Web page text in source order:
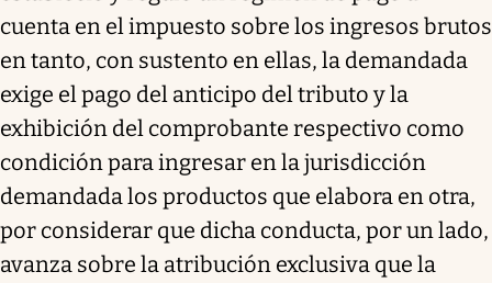
cuenta en el impuesto sobre los ingresos brutos
en tanto, con sustento en ellas, la demandada
exige el pago del anticipo del tributo y la
exhibición del comprobante respectivo como
condición para ingresar en la jurisdicción
demandada los productos que elabora en otra,
por considerar que dicha conducta, por un lado,
avanza sobre la atribución exclusiva que la